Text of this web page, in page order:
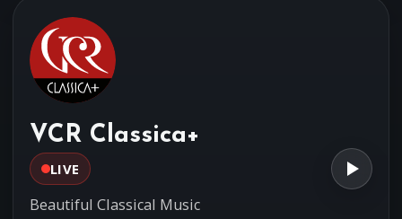
00:52
violoncello in Sol maggiore op.2
Benedetto Marcello (1686-1739)
VCR Classica+
LIVE
Beautiful Classical Music